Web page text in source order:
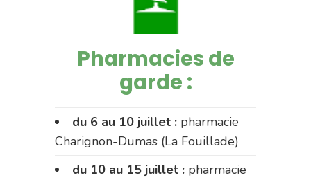
Pharmacies de
garde :
du 6 au 10 juillet : pharmacie
Charignon-Dumas (La Fouillade)
du 10 au 15 juillet : pharmacie